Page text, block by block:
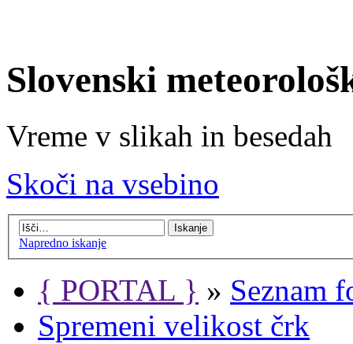
Slovenski
Vreme v slikah in besedah
Skoči na vsebino
Napredno iskanje
{ PORTAL } » Seznam
Spremeni velikost črk